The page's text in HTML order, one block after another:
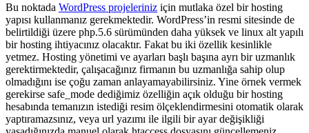
Bu noktada WordPress projeleriniz için mutlaka özel bir hosting
yapısı kullanmanız gerekmektedir. WordPress’in resmi sitesinde de
belirtildiği üzere php.5.6 sürümünden daha yüksek ve linux alt yapılı
bir hosting ihtiyacınız olacaktır. Fakat bu iki özellik kesinlikle
yetmez. Hosting yönetimi ve ayarları başlı başına ayrı bir uzmanlık
gerektirmektedir, çalışacağınız firmanın bu uzmanlığa sahip olup
olmadığını ise çoğu zaman anlayamayabilirsiniz. Yine örnek vermek
gerekirse safe_mode dediğimiz özelliğin açık olduğu bir hosting
hesabında temanızın istediği resim ölçeklendirmesini otomatik olarak
yaptıramazsınız, veya url yazımı ile ilgili bir ayar değişikliği